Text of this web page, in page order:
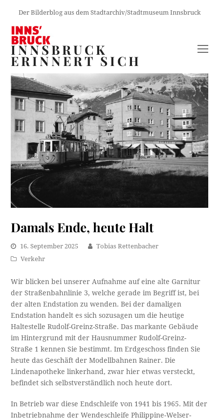
Der Bilderblog aus dem Stadtarchiv/Stadtmuseum Innsbruck
INNSBRUCK
ERINNERT SICH
Damals Ende, heute Halt
16. September 2025
Tobias Rettenbacher
Verkehr
Wir blicken bei unserer Aufnahme auf eine alte Garnitur
der Straßenbahnlinie 3, welche gerade im Begriff ist, bei
der alten Endstation zu wenden. Bei der damaligen
Endstation handelt es sich sozusagen um die heutige
Haltestelle Rudolf-Greinz-Straße. Das markante Gebäude
im Hintergrund mit der Hausnummer Rudolf-Greinz-
Straße 1 kennen Sie bestimmt. Im Erdgeschoss finden Sie
heute das Geschäft der Modellbahnen Rainer. Die
Lindenapotheke linkerhand, zwar hier etwas versteckt,
befindet sich selbstverständlich noch heute dort.
In Betrieb war diese Endschleife von 1941 bis 1965. Mit der
Inbetriebnahme der Wendeschleife Philippine-Welser-